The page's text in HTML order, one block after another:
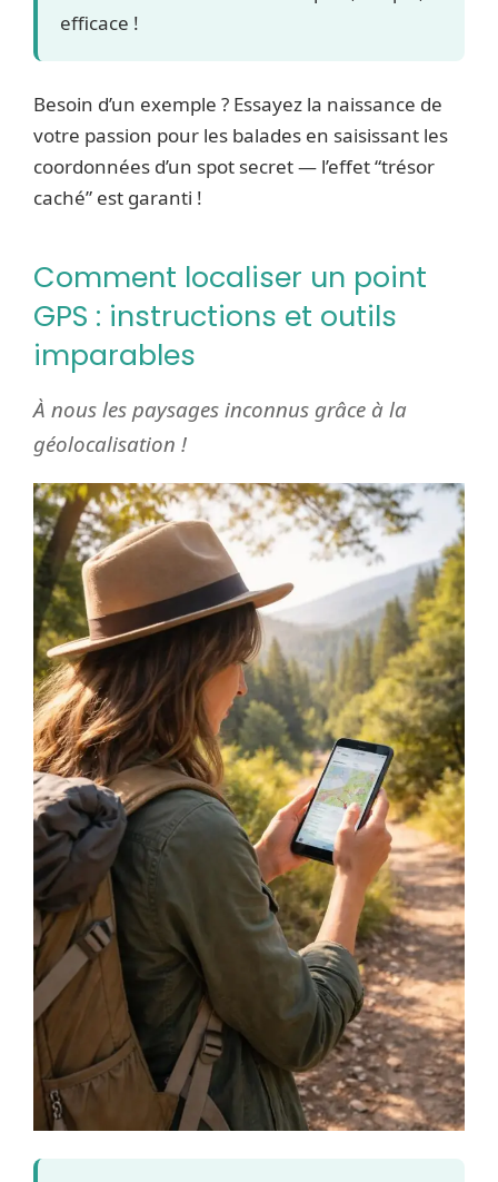
efficace !
Besoin d’un exemple ? Essayez la naissance de
votre passion pour les balades en saisissant les
coordonnées d’un spot secret — l’effet “trésor
caché” est garanti !
Comment localiser un point
GPS : instructions et outils
imparables
À nous les paysages inconnus grâce à la
géolocalisation !